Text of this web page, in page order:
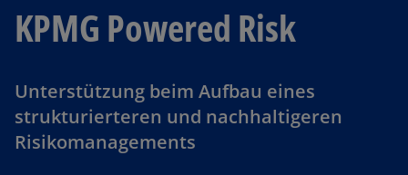
KPMG Powered Risk
Unterstützung beim Aufbau eines
strukturierteren und nachhaltigeren
Risikomanagements